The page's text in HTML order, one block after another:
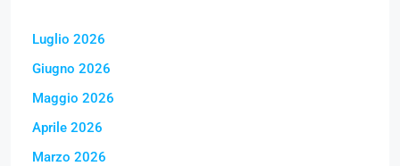
Luglio 2026
Giugno 2026
Maggio 2026
Aprile 2026
Marzo 2026